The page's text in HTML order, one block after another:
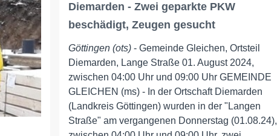
Diemarden - Zwei geparkte PKW
beschädigt, Zeugen gesucht
Göttingen (ots)- Gemeinde Gleichen, Ortsteil
Diemarden, Lange Straße 01. August 2024,
zwischen 04:00 Uhr und 09:00 Uhr GEMEINDE
GLEICHEN (ms) - In der Ortschaft Diemarden
(Landkreis Göttingen) wurden in der "Langen
Straße" am vergangenen Donnerstag (01.08.24),